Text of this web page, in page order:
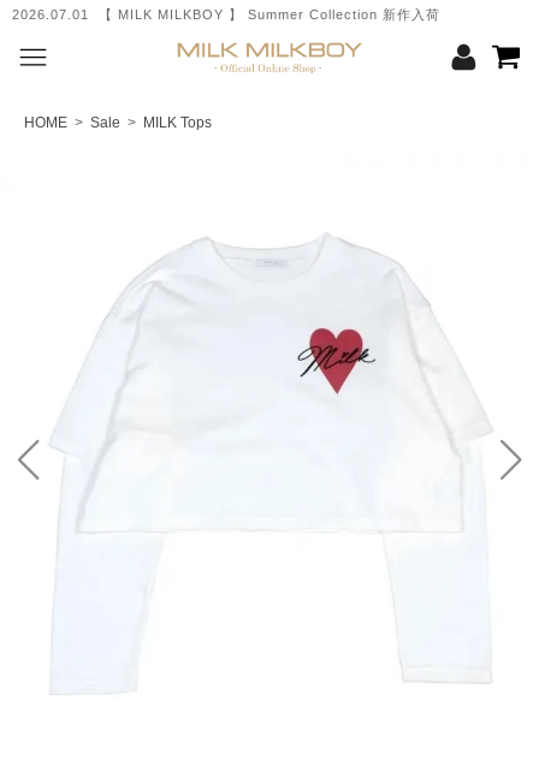
2026.07.01 【 MILK MILKBOY 】 Summer Collection 新作入荷
HOME > Sale > MILK Tops